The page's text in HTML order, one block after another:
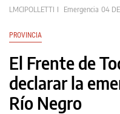
LMCIPOLLETTI Emergencia 04
PROVINCIA
El Frente de
declarar la
Río Negro